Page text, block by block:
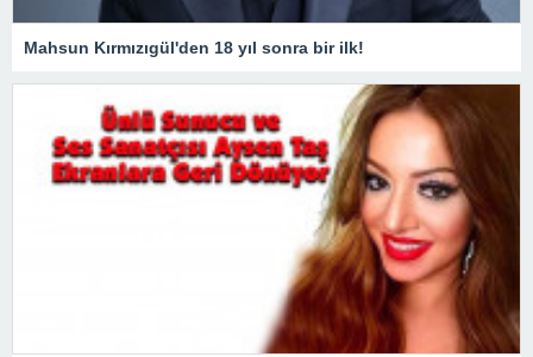
Mahsun Kırmızıgül'den 18 yıl sonra bir ilk!